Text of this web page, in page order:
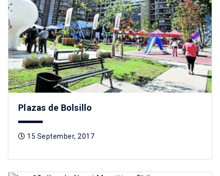
Plazas de Bolsillo
15 September, 2017